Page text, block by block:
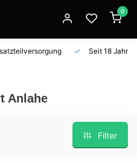
0
Seit 18 Jahren
Anlahe
Filter